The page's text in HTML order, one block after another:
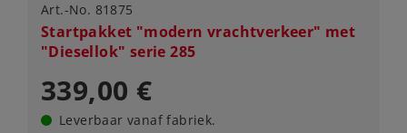
Art.-No. 81875
Startpakket "modern vrachtverkeer" met
"Diesellok" serie 285
339,00 €
Leverbaar vanaf fabriek.